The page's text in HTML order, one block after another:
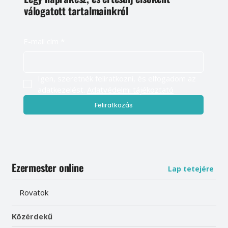
válogatott tartalmainkról
Feliratkozás
Ezermester online Lap tetejére
Rovatok
Közérdekű